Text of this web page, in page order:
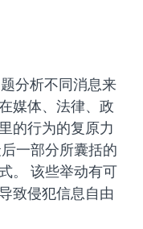
分析不同消息来
媒体、法律、政
的行为的复原力
一部分所囊括的
。 该些举动有可
致侵犯信息自由